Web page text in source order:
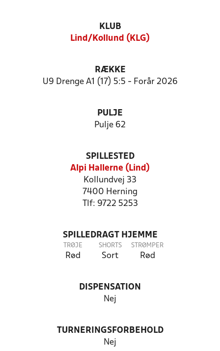
KLUB
Lind/Kollund (KLG)
RÆKKE
U9 Drenge A1 (17) 5:5 - Forår 2026
PULJE
Pulje 62
SPILLESTED
Alpi Hallerne (Lind)
Kollundvej 33
7400 Herning
Tlf: 9722 5253
SPILLEDRAGT HJEMME
TRØJE
Rød
SHORTS
Sort
STRØMPER
Rød
DISPENSATION
Nej
TURNERINGSFORBEHOLD
Nej